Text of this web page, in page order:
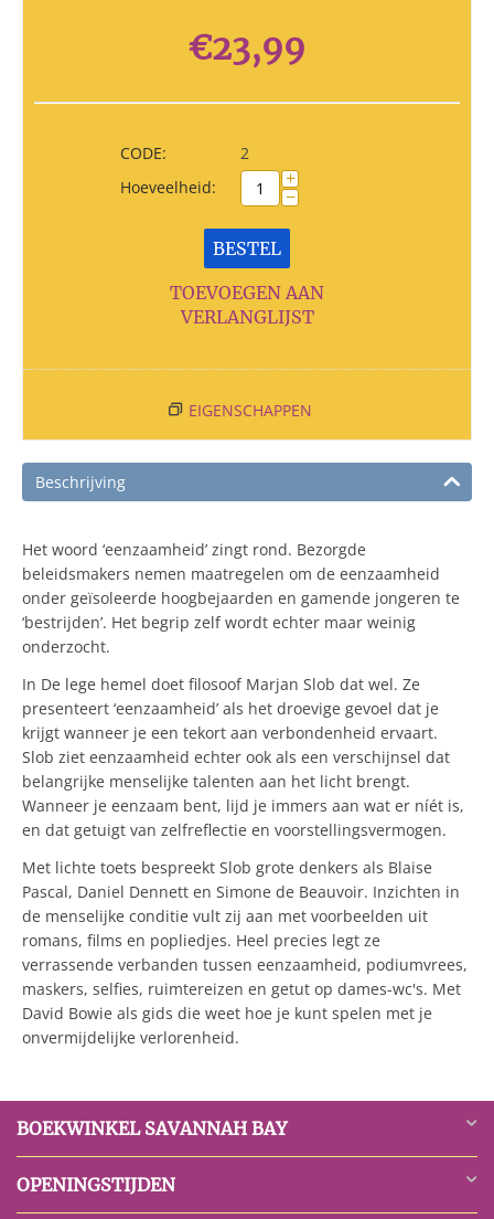
€23,99
CODE:
2
Hoeveelheid:
+
−
BESTEL
TOEVOEGEN AAN
VERLANGLIJST
EIGENSCHAPPEN
Beschrijving
Het woord ‘eenzaamheid’ zingt rond. Bezorgde
beleidsmakers nemen maatregelen om de eenzaamheid
onder geïsoleerde hoogbejaarden en gamende jongeren te
‘bestrijden’. Het begrip zelf wordt echter maar weinig
onderzocht.
In De lege hemel doet filosoof Marjan Slob dat wel. Ze
presenteert ‘eenzaamheid’ als het droevige gevoel dat je
krijgt wanneer je een tekort aan verbondenheid ervaart.
Slob ziet eenzaamheid echter ook als een verschijnsel dat
belangrijke menselijke talenten aan het licht brengt.
Wanneer je eenzaam bent, lijd je immers aan wat er níét is,
en dat getuigt van zelfreflectie en voorstellingsvermogen.
Met lichte toets bespreekt Slob grote denkers als Blaise
Pascal, Daniel Dennett en Simone de Beauvoir. Inzichten in
de menselijke conditie vult zij aan met voorbeelden uit
romans, films en popliedjes. Heel precies legt ze
verrassende verbanden tussen eenzaamheid, podiumvrees,
maskers, selfies, ruimtereizen en getut op dames-wc's. Met
David Bowie als gids die weet hoe je kunt spelen met je
onvermijdelijke verlorenheid.
BOEKWINKEL SAVANNAH BAY
OPENINGSTIJDEN